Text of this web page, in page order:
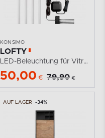
KONSIMO
LOFTY
LED-Beleuchtung für Vitrine
50,00 € 79,90 €
AUF LAGER -34%